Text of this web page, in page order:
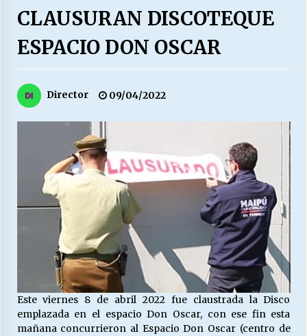
HISTORIA
“ORGULLOSOS DE SER DC” SALUDA EL
27/07/2026
MUNICIPALIDAD, TRABAJADORES, CLIMA
LABORAL:
13/07/2026
Escuela hospitalaria El Carmen de Maipu.
25/06/2026
¿Qué habrían dicho?
23/06/2026
CLAUSURAN DISCOTEQUE
ESPACIO DON OSCAR
Director 09/04/2022
Este viernes 8 de abril 2022 fue claustrada la Disco
emplazada en el espacio Don Oscar, con ese fin esta
mañana concurrieron al Espacio Don Oscar (centro de